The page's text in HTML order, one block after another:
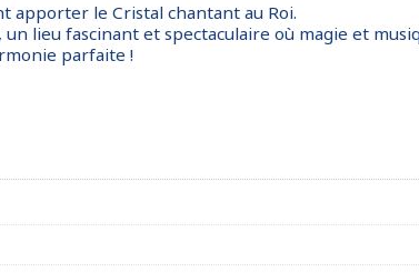
apporter le Cristal chantant au Roi.
lieu fascinant et spectaculaire où magie et
parfaite !